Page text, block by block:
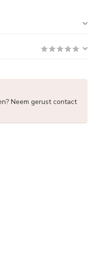
Neem gerust contact